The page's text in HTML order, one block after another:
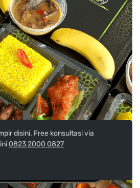
disini. Free konsultasi via
0823 2000 0827